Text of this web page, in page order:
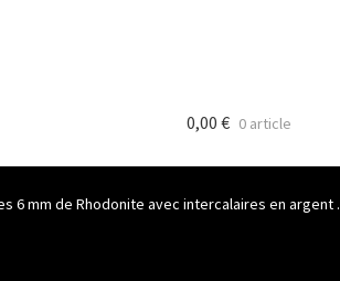
0,00 € 0 article
6 mm de Rhodonite avec intercalaires en argent .